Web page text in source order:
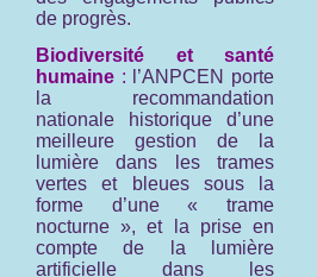
de progrès.
Biodiversité et santé
humaine : l’ANPCEN porte
la recommandation
nationale historique d’une
meilleure gestion de la
lumière dans les trames
vertes et bleues sous la
forme d’une « trame
nocturne », et la prise en
compte de la lumière
artificielle dans les